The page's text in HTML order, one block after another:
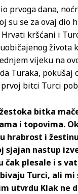
prvoga dana,
su se za ovaj dio
kršćani i
života
vijeku na
Turaka, pokušaj
bitci Turci
bitka
i topovima.
hrabrost i
sjajan nastup
čak plesale i s
Turci, ali mi
utvrdu Klak ne